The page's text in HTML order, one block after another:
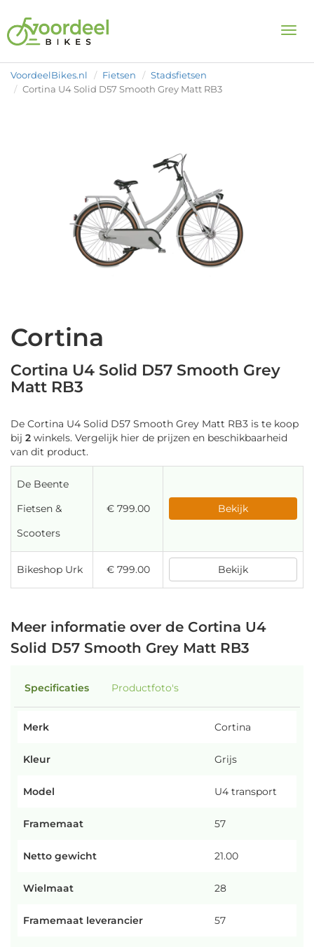
VoordeelBikes.nl Fietsen
Stadsfietsen
Cortina U4 Solid D57 Smooth Grey Matt RB3
Cortina
Cortina U4 Solid D57 Smooth Grey
Matt RB3
De Cortina U4 Solid D57 Smooth Grey Matt RB3 is te koop
bij 2 winkels. Vergelijk hier de prijzen en beschikbaarheid
van dit product.
De Beente
Fietsen &
Scooters
€ 799.00 Bekijk
Bikeshop Urk € 799.00 Bekijk
Meer informatie over de Cortina U4
Solid D57 Smooth Grey Matt RB3
Specificaties Productfoto's
Merk Cortina
Kleur Grijs
Model U4 transport
Framemaat 57
Netto gewicht 21.00
Wielmaat 28
Framemaat leverancier 57